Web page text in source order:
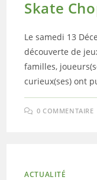
Skate
Le samedi 13
découverte de
familles,
curieux(ses) ont
0 COMMENTAIRE
ACTUALITÉ